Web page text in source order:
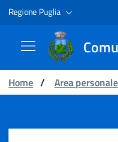
Regione Puglia
You are:
Home / Area personale
Profilo